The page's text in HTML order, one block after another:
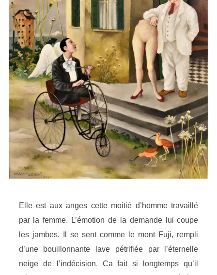
Elle est aux anges cette moitié d’homme travaillé
par la femme. L’émotion de la demande lui coupe
les jambes. Il se sent comme le mont Fuji, rempli
d’une bouillonnante lave pétrifiée par l’éternelle
neige de l’indécision. Ca fait si longtemps qu’il